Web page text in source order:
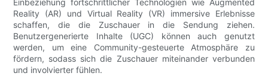
Einbeziehung fortschrittlicher Technologien wie Augmented
Reality (AR) und Virtual Reality (VR) immersive Erlebnisse
schaffen, die die Zuschauer in die Sendung ziehen.
Benutzergenerierte Inhalte (UGC) können auch genutzt
werden, um eine Community-gesteuerte Atmosphäre zu
fördern, sodass sich die Zuschauer miteinander verbunden
und involvierter fühlen.